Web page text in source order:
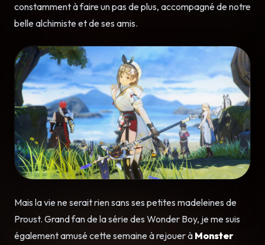
constamment à faire un pas de plus, accompagné de notre
belle alchimiste et de ses amis.
Mais la vie ne serait rien sans ses petites madeleines de
Proust. Grand fan de la série des Wonder Boy, je me suis
également amusé cette semaine à rejouer à Monster